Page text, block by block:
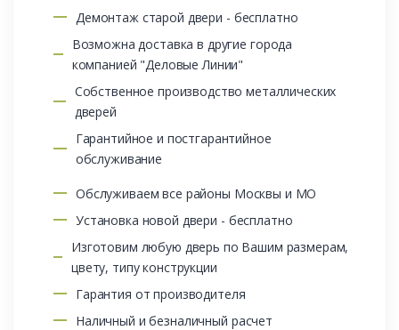
Демонтаж старой двери - бесплатно
Возможна доставка в другие города
компанией "Деловые Линии"
Собственное производство металлических
дверей
Гарантийное и постгарантийное
обслуживание
Обслуживаем все районы Москвы и МО
Установка новой двери - бесплатно
Изготовим любую дверь по Вашим размерам,
цвету, типу конструкции
Гарантия от производителя
Наличный и безналичный расчет